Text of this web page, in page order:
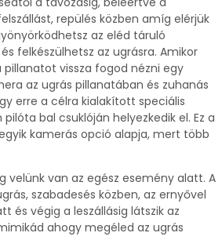
repülés közben amíg elérjük
az eléd táruló
felkészülhetsz az ugrásra. Amikor
pillanatot vissza fogod nézni egy
az ugrás pillanatában és zuhanás
erre a célra kialakított speciális
bal csuklóján helyezkedik el. Ez a
kamerás opció alapja, mert több
velünk van az egész esemény alatt. A
szabadesés közben, az ernyővel
és végig a leszállásig látszik az
ahogy megéled az ugrás